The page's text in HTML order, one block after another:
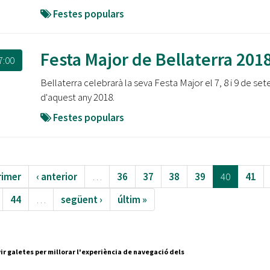
Festes populars
Festa Major de Bellaterra
Bellaterra celebrarà la seva Festa Major el 7, 8 i 9 de
d'aquest any 2018.
Festes populars
‹ anterior … 36 37 38 39 40 41
44
… següent › últim »
galetes per millorar l'experiència de navegació dels